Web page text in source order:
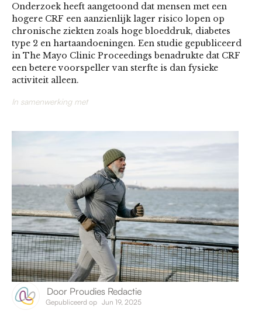
Onderzoek heeft aangetoond dat mensen met een
hogere CRF een aanzienlijk lager risico lopen op
chronische ziekten zoals hoge bloeddruk, diabetes
type 2 en hartaandoeningen. Een studie gepubliceerd
in The Mayo Clinic Proceedings benadrukte dat CRF
een betere voorspeller van sterfte is dan fysieke
activiteit alleen​.
In samenwerking met
Door Proudies Redactie
Gepubliceerd op Jun 19, 2025